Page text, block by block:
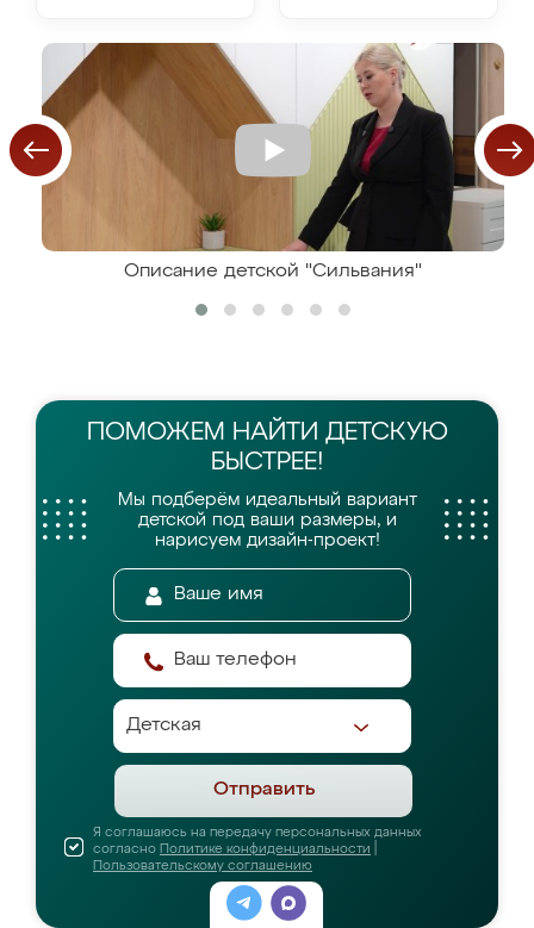
Описание детской "Сильвания"
ПОМОЖЕМ НАЙТИ ДЕТСКУЮ
БЫСТРЕЕ!
Мы подберём идеальный вариант
детской под ваши размеры, и
нарисуем дизайн-проект!
Отправить
Я соглашаюсь на передачу персональных данных
согласно Политике конфиденциальности
Пользовательскому соглашению